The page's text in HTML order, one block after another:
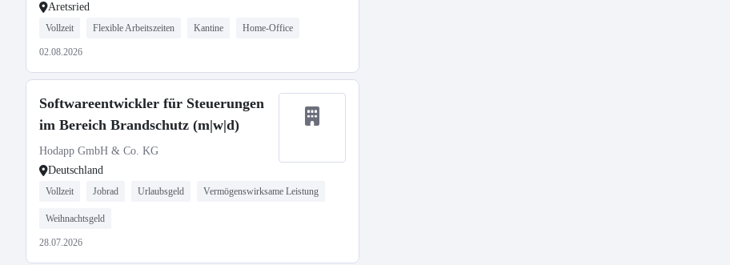
Aretsried
Vollzeit Flexible Arbeitszeiten Kantine Home-Office
02.08.2026
Softwareentwickler für Steuerungen
im Bereich Brandschutz (m|w|d)
Hodapp GmbH & Co. KG
Deutschland
Vollzeit Jobrad Urlaubsgeld Vermögenswirksame Leistung
Weihnachtsgeld
28.07.2026